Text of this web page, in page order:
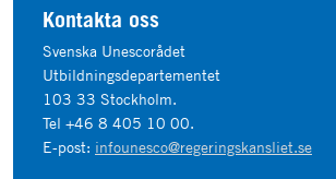
Kontakta oss
Svenska Unescorådet
Utbildningsdepartementet
103 33 Stockholm.
Tel +46 8 405 10 00.
E-post: infounesco@regeringskansliet.se